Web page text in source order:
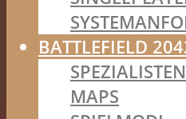
BATTLEFIELD
SPEZIALISTEN
MAPS